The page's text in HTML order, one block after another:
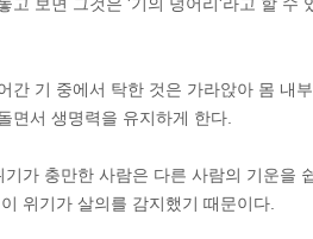
간 기 중에서 탁한 것은 가라앉아 몸 내
면서 생명력을 유지하게 한다.
기가 충만한 사람은 다른 사람의 기운을
위기가 살의를 감지했기 때문이다.